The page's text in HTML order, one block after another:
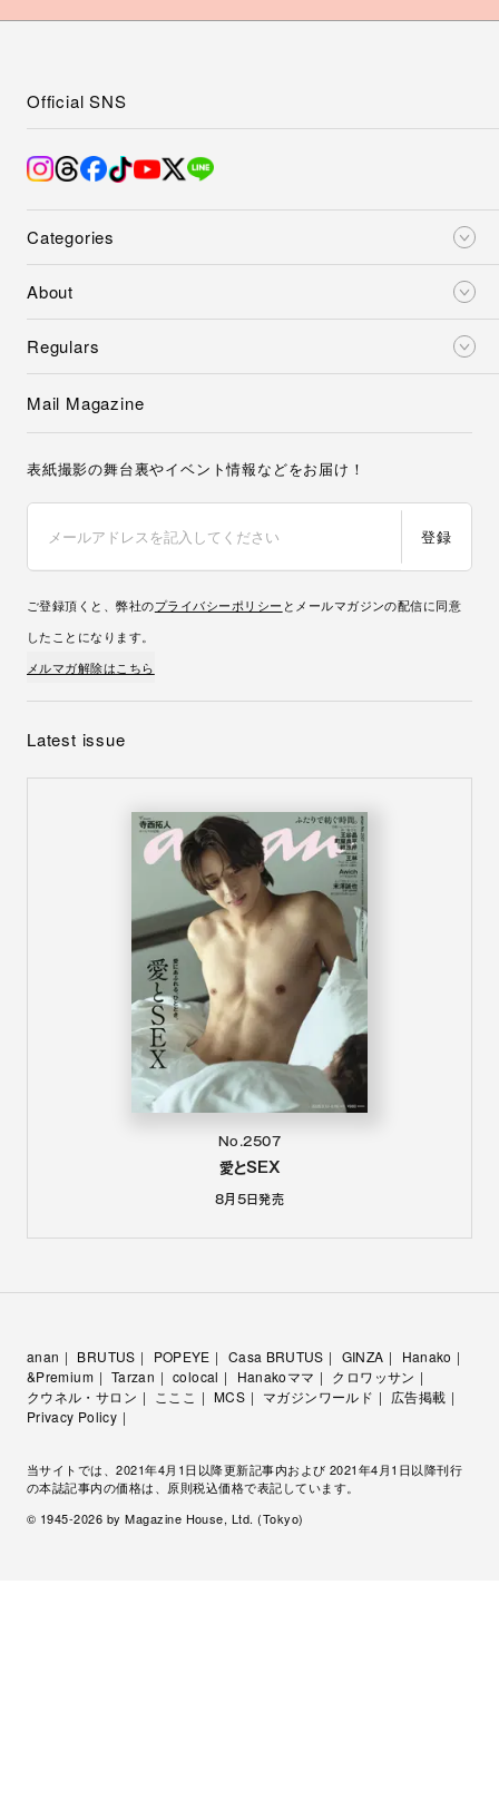
Categories
About
Regulars
Official SNS
Mail Magazine
表紙撮影の舞台裏やイベント情報などをお届け！
登録
ご登録頂くと、弊社のプライバシーポリシー とメールマガジンの配信に同意
したことになります。
メルマガ解除はこちら
Latest issue
No.2507
愛とSEX
8月5日発売
anan BRUTUS POPEYE Casa BRUTUS GINZA
Hanako
&Premium
Tarzan colocal Hanakoママ
クロワッサン
クウネル・サロン
こここ MCS マガジンワールド
広告掲載
Privacy Policy
当サイトでは、2021年4月1日以降更新記事内および 2021年4月1日以降刊行
の本誌記事内の価格は、原則税込価格で表記しています。
© 1945-2026 by Magazine House, Ltd. (Tokyo)